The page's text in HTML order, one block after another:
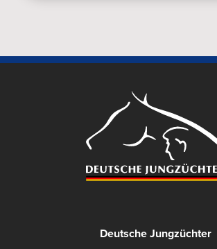
Deutsche Jungzüchter